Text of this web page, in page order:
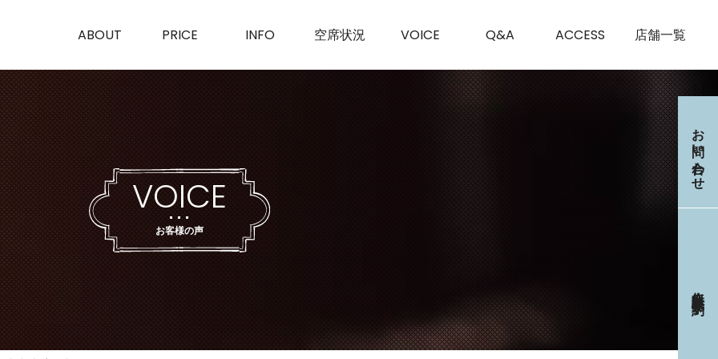
ABOUT PRICE INFO 空席状況 VOICE Q&A ACCESS 店舗一覧
お問い合わせ
予約
VOICE
お客様の声